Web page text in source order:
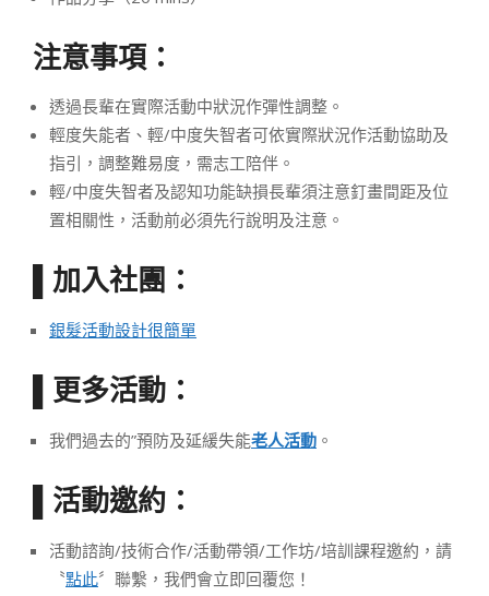
注意事項：
透過長輩在實際活動中狀況作彈性調整。
輕度失能者、輕/中度失智者可依實際狀況作活動協助及
指引，調整難易度，需志工陪伴。
輕/中度失智者及認知功能缺損長輩須注意釘畫間距及位
置相關性，活動前必須先行說明及注意。
加入社團：
銀髮活動設計很簡單
更多活動：
我們過去的”預防及延緩失能老人活動 。
活動邀約：
活動諮詢/技術合作/活動帶領/工作坊/培訓課程邀約，請
〝點此〞聯繫，我們會立即回覆您！